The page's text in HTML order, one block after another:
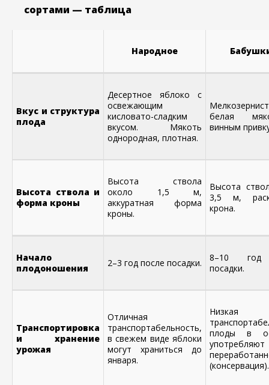
сортами — таблица
Народное
Вкус и структура
плода
Десертное яблоко с
освежающим
кисловато-сладким
вкусом. Мякоть
однородная, плотная.
белая
винным
Высота ствола и
форма кроны
Высота ствола
около 1,5 м,
аккуратная форма
кроны.
Высота
3,5 м,
крона.
Начало
плодоношения
2–3 год после посадки.
8–10 год
посадки.
Транспортировка
и хранение
урожая
Отличная
транспортабельность,
в свежем виде яблоки
могут храниться до
января.
Низкая
плоды в
(консервация).